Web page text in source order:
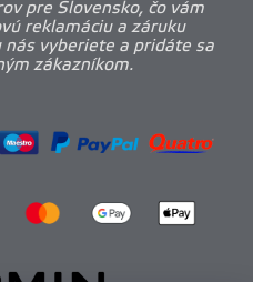
pre Slovensko, čo vám
reklamáciu a záruku
nás vyberiete a pridáte sa
zákazníkom.